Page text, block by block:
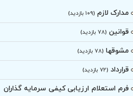
مدارک لازم (۱۰۹ بازدید)
قوانین (۷۸ بازدید)
مشوقها (۷۸ بازدید)
قرارداد (۷۲ بازدید)
فرم استعلام ارزیابی کیفی سرمایه گذاران